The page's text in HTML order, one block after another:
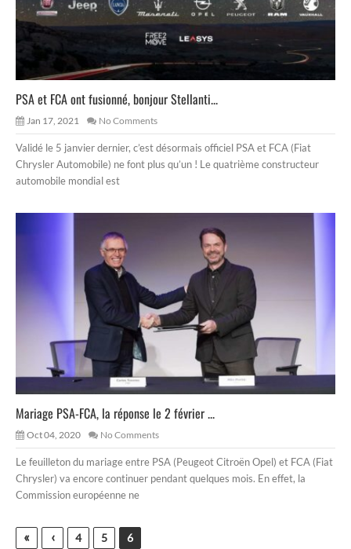
PSA et FCA ont fusionné, bonjour Stellanti...
Jan 17, 2021 No Comments
Validé le 5 janvier dernier, c’est désormais officiel PSA et FCA (Fiat
Chrysler Automobile) ne font plus qu’un ! Le quatrième constructeur
automobile mondial est
Mariage PSA-FCA, la réponse le 2 février ...
Oct 04, 2020 No Comments
Le feuilleton du mariage entre PSA (Peugeot Citroën Opel) et FCA (Fiat
Chrysler) va encore continuer pendant quelques mois. En effet, la
Commission européenne ne
« ‹ 4 5 6